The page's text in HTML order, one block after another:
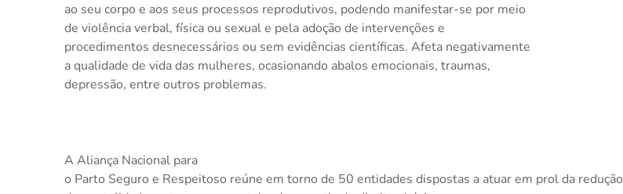
ao seu corpo e aos seus processos reprodutivos, podendo manifestar-se por meio
de violência verbal, física ou sexual e pela adoção de intervenções e
procedimentos desnecessários ou sem evidências científicas. Afeta negativamente
a qualidade de vida das mulheres, ocasionando abalos emocionais, traumas,
depressão, entre outros problemas.
A Aliança Nacional para
o Parto Seguro e Respeitoso reúne em torno de 50 entidades dispostas a atuar em prol da redução